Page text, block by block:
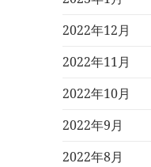
2022年12月
2022年11月
2022年10月
2022年9月
2022年8月